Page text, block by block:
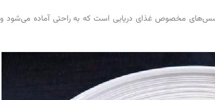
سس‌های مخصوص غذای دریایی است که به راحتی آماده می‌شود و